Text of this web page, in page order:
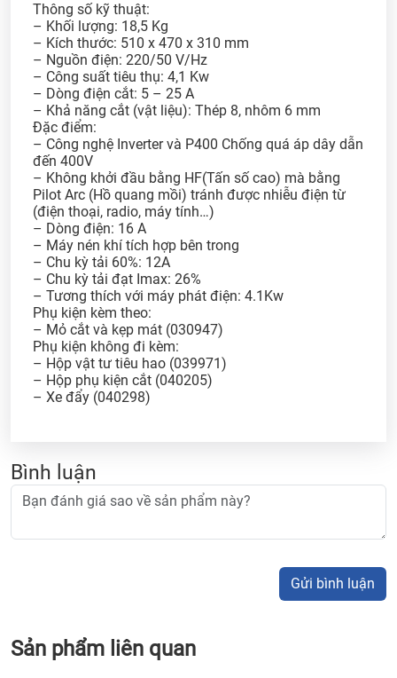
Thông số kỹ thuật:
– Khối lượng: 18,5 Kg
– Kích thước: 510 x 470 x 310 mm
– Nguồn điện: 220/50 V/Hz
– Công suất tiêu thụ: 4,1 Kw
– Dòng điện cắt: 5 – 25 A
– Khả năng cắt (vật liệu): Thép 8, nhôm 6 mm
Đặc điểm:
– Công nghệ Inverter và P400 Chống quá áp dây dẫn
đến 400V
– Không khởi đầu bằng HF(Tấn số cao) mà bằng
Pilot Arc (Hồ quang mồi) tránh được nhiễu điện từ
(điện thoại, radio, máy tính…)
– Dòng điện: 16 A
– Máy nén khí tích hợp bên trong
– Chu kỳ tải 60%: 12A
– Chu kỳ tải đạt Imax: 26%
– Tương thích với máy phát điện: 4.1Kw
Phụ kiện kèm theo:
– Mỏ cắt và kẹp mát (030947)
Phụ kiện không đi kèm:
– Hộp vật tư tiêu hao (039971)
– Hộp phụ kiện cắt (040205)
– Xe đẩy (040298)
Bình luận
Gửi bình luận
Sản phẩm liên quan